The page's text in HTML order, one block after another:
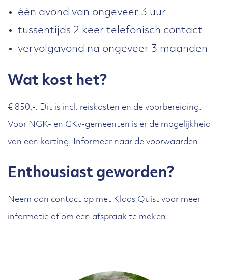
één avond van ongeveer 3 uur
tussentijds 2 keer telefonisch contact
vervolgavond na ongeveer 3 maanden
Wat kost het?
€ 850,-. Dit is incl. reiskosten en de voorbereiding.
Voor NGK- en GKv-gemeenten is er de mogelijkheid
van een korting. Informeer naar de voorwaarden.
Enthousiast geworden?
Neem dan contact op met Klaas Quist voor meer
informatie of om een afspraak te maken.